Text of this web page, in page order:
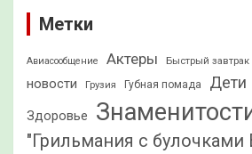
Метки
Авиасообщение Актеры Быстрый завтрак
новости
Грузия Губная помада Дети
Здоровье
"Грильмания с булочками